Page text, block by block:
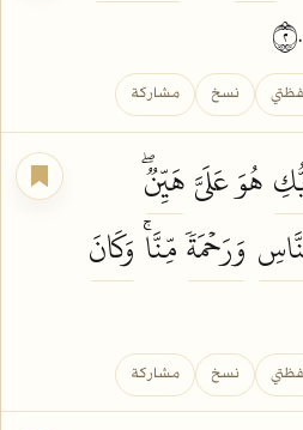
نسخ مشاركة
هُوَ عَلَيَّهَيِّنٞۖ
وَرَحۡمَةٗمِّنَّاۚوَكَانَ
نسخ مشاركة